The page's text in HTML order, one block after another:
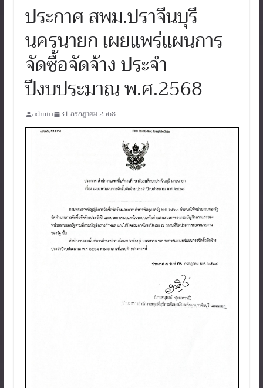
ประกาศ สพม.ปราจีนบุรี
นครนายก เผยแพร่แผนการ
จัดซื้อจัดจ้าง ประจำ
ปีงบประมาณ พ.ศ.2568
admin 31 กรกฎาคม 2568